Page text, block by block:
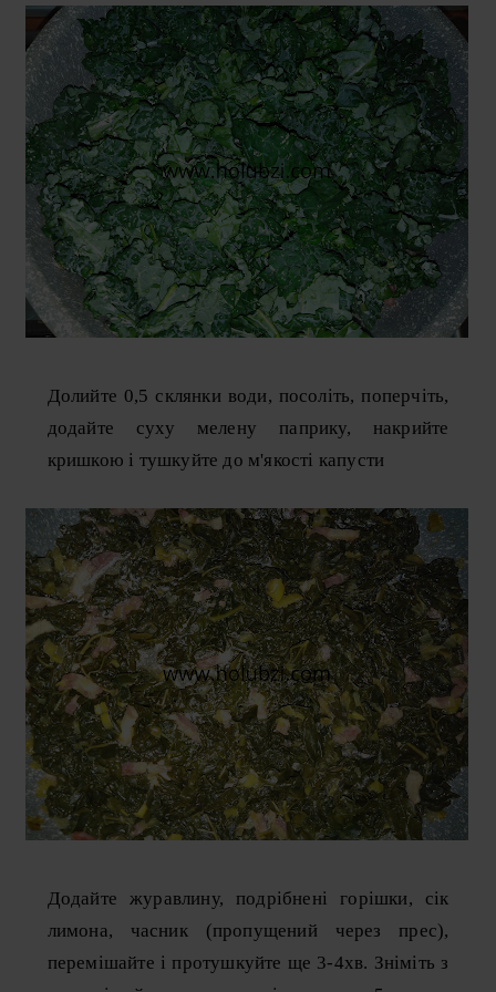
Долийте 0,5 склянки води, посоліть, поперчіть,
додайте суху мелену паприку, накрийте
кришкою і тушкуйте до м'якості капусти
Додайте журавлину, подрібнені горішки, сік
лимона, часник (пропущений через прес),
перемішайте і протушкуйте ще 3-4хв. Зніміть з